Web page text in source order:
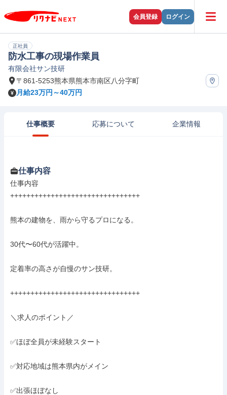
会員登録 ログイン
正社員
防水工事の現場作業員
有限会社サン技研
〒861-5253熊本県熊本市南区八分字町
月給23万円～40万円
仕事概要 応募について 企業情報
仕事内容
仕事内容
++++++++++++++++++++++++++++++++
熊本の建物を、雨から守るプロになる。
30代〜60代が活躍中。
定着率の高さが自慢のサン技研。
++++++++++++++++++++++++++++++++
＼求人のポイント／
✅ほぼ全員が未経験スタート
✅対応地域は熊本県内がメイン
✅出張ほぼなし